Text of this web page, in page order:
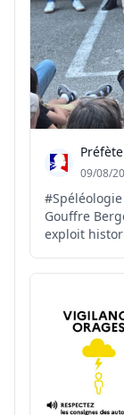
09/08/
Gouffre
exploit historique. En 1956, des
du Vercors
profondeur